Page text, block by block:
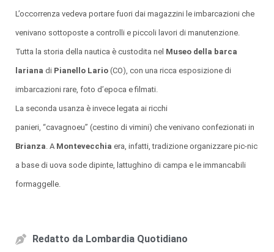
L’occorrenza vedeva portare fuori dai magazzini le imbarcazioni che
venivano sottoposte a controlli e piccoli lavori di manutenzione.
Tutta la storia della nautica è custodita nel Museo della barca
lariana di Pianello Lario (CO), con una ricca esposizione di
imbarcazioni rare, foto d’epoca e filmati.
La seconda usanza è invece legata ai ricchi
panieri, “cavagnoeu” (cestino di vimini) che venivano confezionati in
Brianza . A Montevecchia era, infatti, tradizione organizzare pic-nic
a base di uova sode dipinte, lattughino di campa e le immancabili
formaggelle.
Redatto da Lombardia Quotidiano